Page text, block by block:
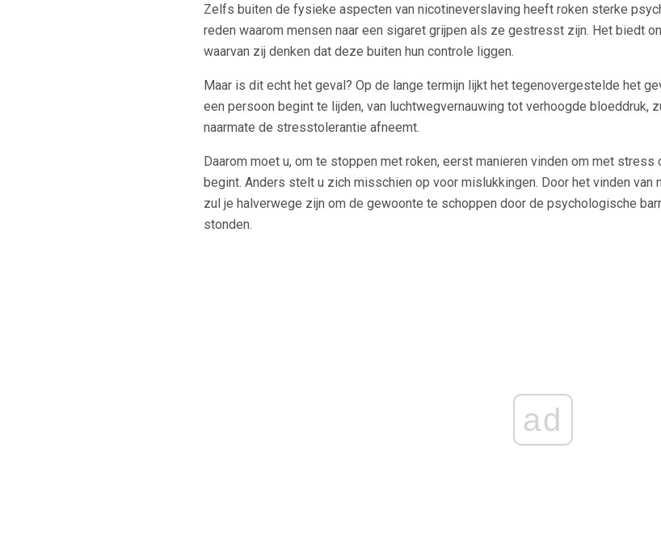
Zelfs buiten de fysieke aspecten van nicotineverslaving heeft roken sterke
reden waarom mensen naar een sigaret grijpen als ze gestresst zijn. Het biedt
waarvan zij denken dat deze buiten hun controle liggen.
Maar is dit echt het geval? Op de lange termijn lijkt het tegenovergestelde het
een persoon begint te lijden, van luchtwegvernauwing tot verhoogde
naarmate de stresstolerantie afneemt.
Daarom moet u, om te stoppen met roken, eerst manieren vinden om met stress
begint. Anders stelt u zich misschien op voor mislukkingen. Door het vinden
zul je halverwege zijn om de gewoonte te schoppen door de psychologische
stonden.
ad